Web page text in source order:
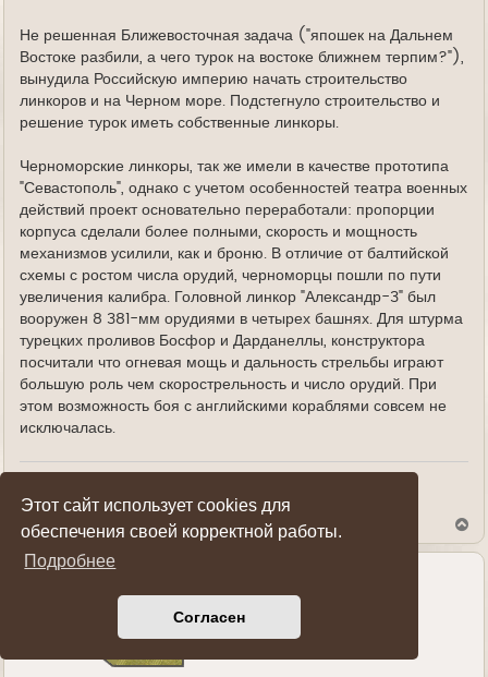
Этот сайт использует cookies для
обеспечения своей корректной работы.
Подробнее
Согласен
Не решенная Ближевосточная задача ("япошек на Дальнем
Востоке разбили, а чего турок на востоке ближнем терпим?"),
вынудила Российскую империю начать строительство
линкоров и на Черном море. Подстегнуло строительство и
решение турок иметь собственные линкоры.
Черноморские линкоры, так же имели в качестве прототипа
"Севастополь", однако с учетом особенностей театра военных
действий проект основательно переработали: пропорции
корпуса сделали более полными, скорость и мощность
механизмов усилили, как и броню. В отличие от балтийской
схемы с ростом числа орудий, черноморцы пошли по пути
увеличения калибра. Головной линкор "Александр-3" был
вооружен 8 381-мм орудиями в четырех башнях. Для штурма
турецких проливов Босфор и Дарданеллы, конструктора
посчитали что огневая мощь и дальность стрельбы играют
большую роль чем скорострельность и число орудий. При
этом возможность боя с английскими кораблями совсем не
исключалась.
Показать ссылки на пост
р
Генерал-полковник